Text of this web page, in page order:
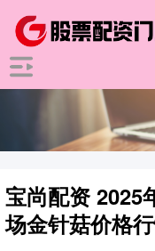
宝尚配资 2025
场金针菇价格